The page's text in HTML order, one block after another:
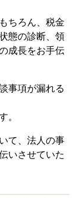
ちろん、税金
態の診断、領
成長をお手伝
事項が漏れる
。
て、法人の事
いさせていた